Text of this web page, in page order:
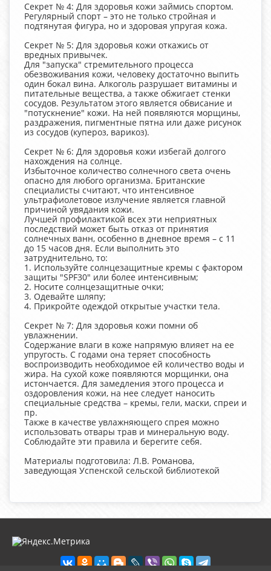
Секрет № 4: Для здоровья кожи займись спортом.
Регулярный спорт – это не только стройная и
подтянутая фигура, но и здоровая упругая кожа.
Секрет № 5: Для здоровья кожи откажись от
вредных привычек.
Для "запуска" стремительного процесса
обезвоживания кожи, человеку достаточно выпить
один бокал вина. Алкоголь разрушает витамины и
питательные вещества, а также обжигает стенки
сосудов. Результатом этого является обвисание и
"потускнение" кожи. На ней появляются морщины,
раздражения, пигментные пятна или даже рисунок
из сосудов (купероз, варикоз).
Секрет № 6: Для здоровья кожи избегай долгого
нахождения на солнце.
Избыточное количество солнечного света очень
опасно для любого организма. Британские
специалисты считают, что интенсивное
ультрафиолетовое излучение является главной
причиной увядания кожи.
Лучшей профилактикой всех эти неприятных
последствий может быть отказ от принятия
солнечных ванн, особенно в дневное время – с 11
до 15 часов дня. Если выполнить это
затруднительно, то:
1. Используйте солнцезащитные кремы с фактором
защиты "SPF30" или более интенсивным;
2. Носите солнцезащитные очки;
3. Одевайте шляпу;
4. Прикройте одеждой открытые участки тела.
Секрет № 7: Для здоровья кожи помни об
увлажнении.
Содержание влаги в коже напрямую влияет на ее
упругость. С годами она теряет способность
воспроизводить необходимое ей количество воды и
жира. На сухой коже появляются морщинки, она
истончается. Для замедления этого процесса и
оздоровления кожи, на нее следует наносить
специальные средства – кремы, гели, маски, спреи и
пр.
Также в качестве увлажняющего спрея можно
использовать отвары трав и минеральную воду.
Соблюдайте эти правила и берегите себя.
Материалы подготовила: Л.В. Романова,
заведующая Успенской сельской библиотекой